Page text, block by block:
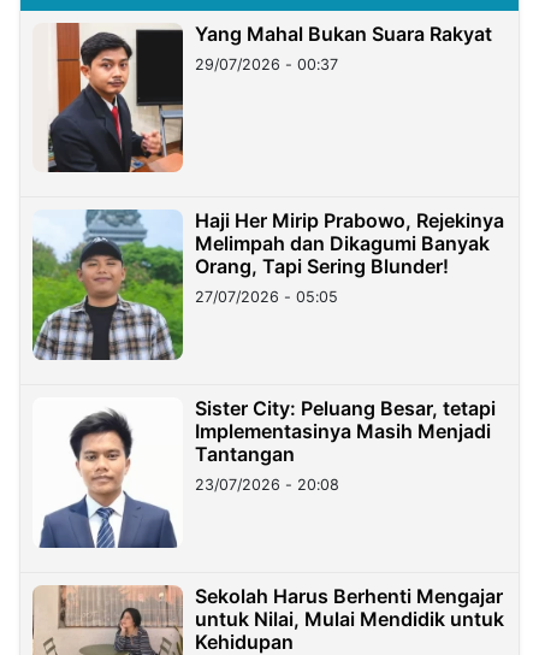
Yang Mahal Bukan Suara Rakyat
29/07/2026 - 00:37
Haji Her Mirip Prabowo, Rejekinya
Melimpah dan Dikagumi Banyak
Orang, Tapi Sering Blunder!
27/07/2026 - 05:05
Sister City: Peluang Besar, tetapi
Implementasinya Masih Menjadi
Tantangan
23/07/2026 - 20:08
Sekolah Harus Berhenti Mengajar
untuk Nilai, Mulai Mendidik untuk
Kehidupan